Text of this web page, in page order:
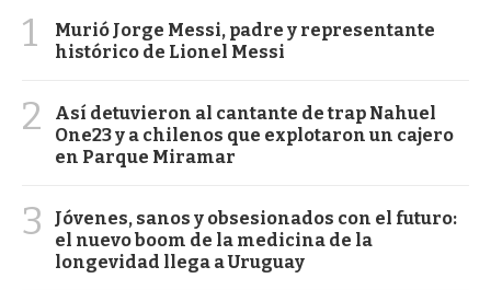
1
Murió Jorge Messi, padre y representante
histórico de Lionel Messi
2
Así detuvieron al cantante de trap Nahuel
One23 y a chilenos que explotaron un cajero
en Parque Miramar
3
Jóvenes, sanos y obsesionados con el futuro:
el nuevo boom de la medicina de la
longevidad llega a Uruguay